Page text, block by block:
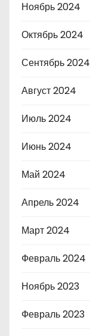
Ноябрь 2024
Октябрь 2024
Сентябрь 2024
Август 2024
Июль 2024
Июнь 2024
Май 2024
Апрель 2024
Март 2024
Февраль 2024
Ноябрь 2023
Февраль 2023